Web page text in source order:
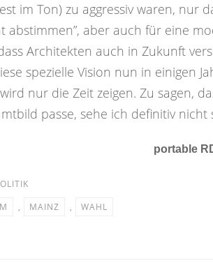
im Ton) zu aggressiv waren, nur
abstimmen”, aber auch für eine
Architekten auch in Zukunft
spezielle Vision nun in einigen
nur die Zeit zeigen. Zu sagen,
passe, sehe ich definitiv nicht
portable
, MAINZ , WAHL